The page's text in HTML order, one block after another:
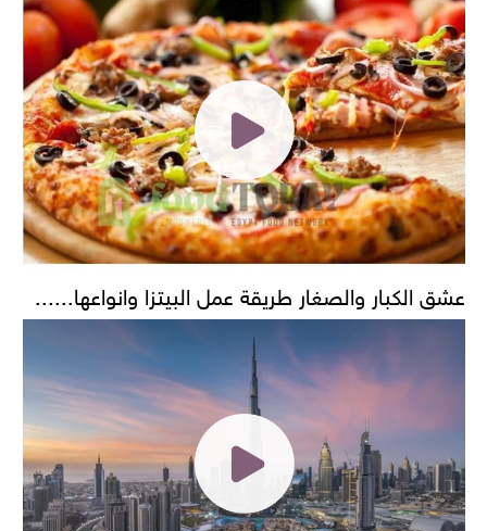
عشق الكبار والصغار طريقة عمل البيتزا وانواعها......